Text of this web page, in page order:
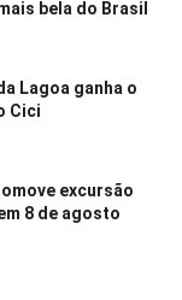
bela do Brasil
Lagoa ganha o
Cici
excursão
8 de agosto